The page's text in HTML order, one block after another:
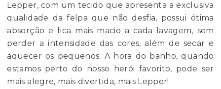
Lepper, com um tecido que apresenta a exclusiva
qualidade da felpa que não desfia, possui ótima
absorção e fica mais macio a cada lavagem, sem
perder a intensidade das cores, além de secar e
aquecer os pequenos. A hora do banho, quando
estamos perto do nosso herói favorito, pode ser
mais alegre, mais divertida, mais Lepper!